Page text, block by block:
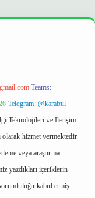
Teams:
Telegram: @karabul
Teknolojileri ve İletişim
hizmet vermektedir.
veya araştırma
yazdıkları içeriklerin
kabul etmiş